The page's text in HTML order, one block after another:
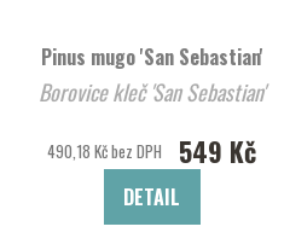
Pinus mugo 'San Sebastian'
Borovice kleč 'San Sebastian'
490,18 Kč bez DPH 549 Kč
DETAIL